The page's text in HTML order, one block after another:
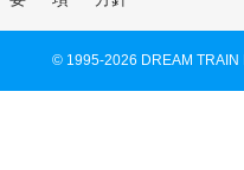
© 1995-2026 DREAM TRAIN